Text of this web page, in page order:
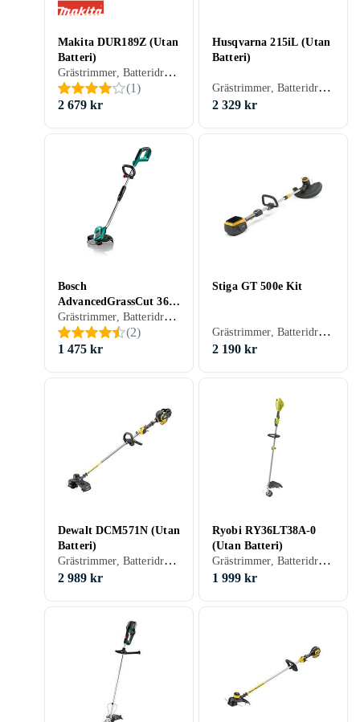
Makita DUR189Z (Utan
Batteri)
Grästrimmer, Batteridriven
(1)
2 679 kr
Husqvarna 215iL (Utan
Batteri)
Grästrimmer, Batteridriven
2 329 kr
Bosch
AdvancedGrassCut 36
(Utan Batteri)
Grästrimmer, Batteridriven
(2)
1 475 kr
Stiga GT 500e Kit
Grästrimmer, Batteridriven
2 190 kr
Dewalt DCM571N (Utan
Batteri)
Grästrimmer, Batteridriven
2 989 kr
Ryobi RY36LT38A-0
(Utan Batteri)
Grästrimmer, Batteridriven
1 999 kr